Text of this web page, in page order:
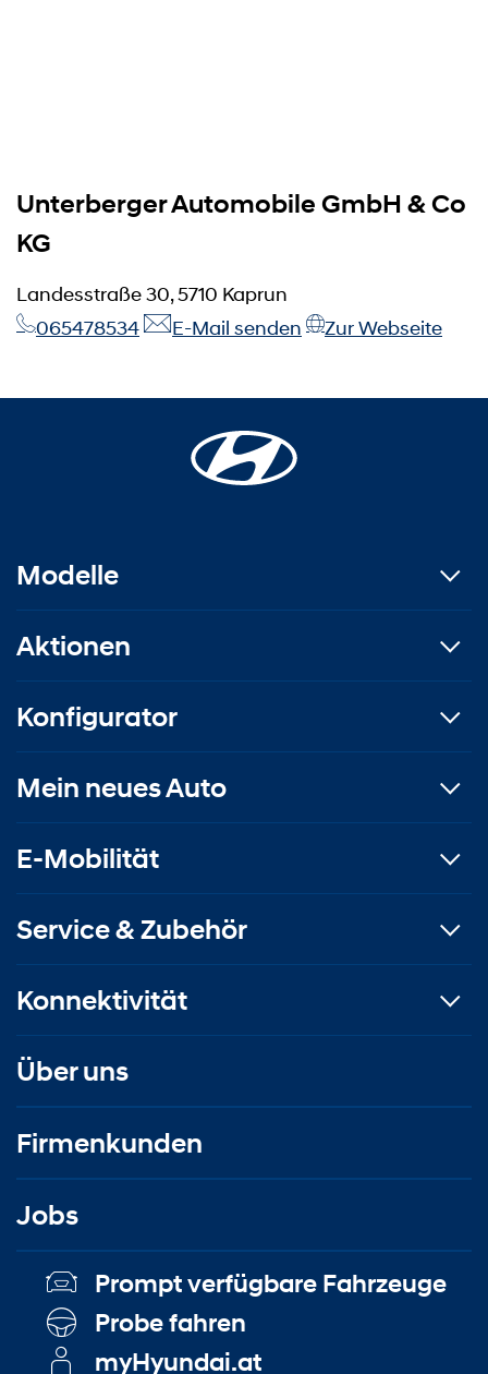
Unterberger Automobile GmbH & Co
KG
Landesstraße 30, 5710 Kaprun
065478534
E-Mail senden Zur Webseite
Modelle
Aktionen
Konfigurator
Mein neues Auto
E-Mobilität
Service & Zubehör
Konnektivität
Über uns
Firmenkunden
Jobs
Prompt verfügbare Fahrzeuge
Probe fahren
myHyundai.at